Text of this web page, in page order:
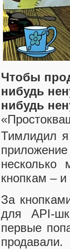
Чтобы
нибудь
нибудь
Тимлидил я
кнопкам –
За
для API-
первые
продавали.